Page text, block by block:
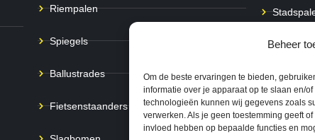
Beheer
Om de beste ervaringen te bieden,
informatie over je apparaat op te slaan en/
technologieën kunnen wij gegevens zoals
verwerken. Als je geen toestemming geeft
invloed hebben op bepaalde functies en
Riempalen
Spiegels
Ballustrades
Fietsenstaanders Ram- &